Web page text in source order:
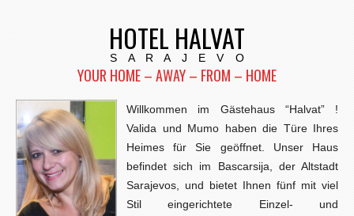
HOTEL HALVAT
S A R A J E V O
YOUR HOME – AWAY – FROM – HOME
Willkommen im Gästehaus “Halvat” !
Valida und Mumo haben die Türe Ihres
Heimes für Sie geöffnet. Unser Haus
befindet sich im Bascarsija, der Altstadt
Sarajevos, und bietet Ihnen fünf mit viel
Stil eingerichtete Einzel- und